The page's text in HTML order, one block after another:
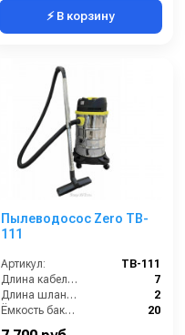
⚡ В корзину
Пылеводосос Zero TB-
111
Артикул:
TB-111
Длина кабеля (м):
7
Длина шланга (м):
2
Ёмкость бака (л):
20